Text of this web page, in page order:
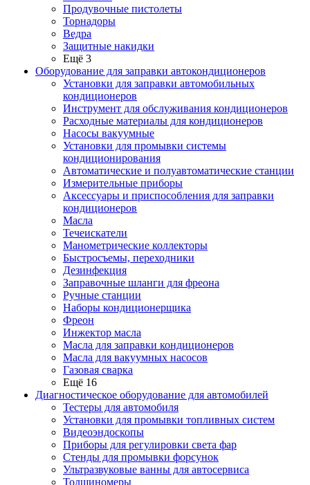
Продувочные пистолеты
Торнадоры
Ведра
Защитные накидки
Ещё 3
Оборудование для заправки автокондиционеров
Установки для заправки автомобильных
кондиционеров
Инструмент для обслуживания кондиционеров
Расходные материалы для кондиционеров
Насосы вакуумные
Установки для промывки системы
кондиционирования
Автоматические и полуавтоматические станции
Измерительные приборы
Аксессуары и приспособления для заправки
кондиционеров
Масла
Течеискатели
Манометрические коллекторы
Быстросъемы, переходники
Дезинфекция
Заправочные шланги для фреона
Ручные станции
Наборы кондиционерщика
Фреон
Инжектор масла
Масла для заправки кондиционеров
Масла для вакуумных насосов
Газовая сварка
Ещё 16
Диагностическое оборудование для автомобилей
Тестеры для автомобиля
Установки для промывки топливных систем
Видеоэндоскопы
Приборы для регулировки света фар
Стенды для промывки форсунок
Ультразвуковые ванны для автосервиса
Толщиномеры